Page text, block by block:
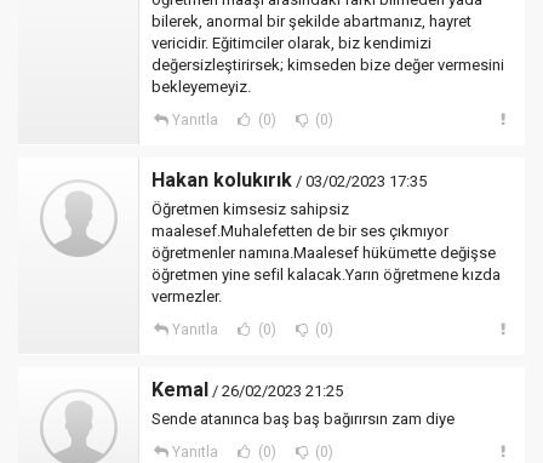
bilerek, anormal bir şekilde abartmanız, hayret
vericidir. Eğitimciler olarak, biz kendimizi
değersizleştirirsek; kimseden bize değer vermesini
bekleyemeyiz.
Yanıtla (0) (0)
Hakan kolukırık / 03/02/2023 17:35
Öğretmen kimsesiz sahipsiz
maalesef.Muhalefetten de bir ses çıkmıyor
öğretmenler namına.Maalesef hükümette değişse
öğretmen yine sefil kalacak.Yarın öğretmene kızda
vermezler.
Yanıtla (0) (0)
Kemal / 26/02/2023 21:25
Sende atanınca baş baş bağırırsın zam diye
Yanıtla (0) (0)